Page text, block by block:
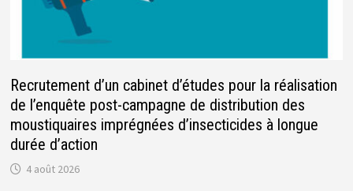
Recrutement d’un cabinet d’études pour la réalisation
de l’enquête post-campagne de distribution des
moustiquaires imprégnées d’insecticides à longue
durée d’action
4 août 2026